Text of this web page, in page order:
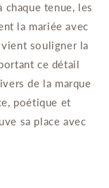
chaque tenue, les
la mariée avec
souligner la
ce détail
de la marque
poétique et
sa place avec